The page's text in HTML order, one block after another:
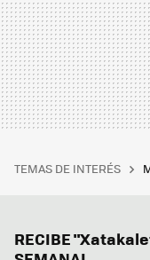
TEMAS DE INTERÉS
RECIBE